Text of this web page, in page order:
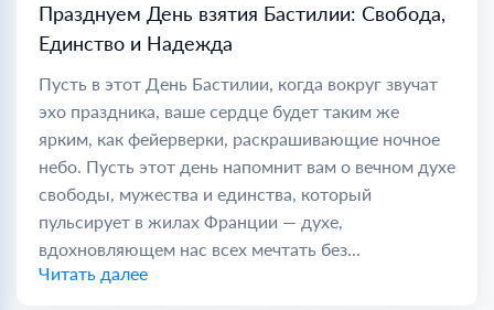
Празднуем День взятия Бастилии: Свобода,
Единство и Надежда
Пусть в этот День Бастилии, когда вокруг звучат
эхо праздника, ваше сердце будет таким же
ярким, как фейерверки, раскрашивающие ночное
небо. Пусть этот день напомнит вам о вечном духе
свободы, мужества и единства, который
пульсирует в жилах Франции — духе,
вдохновляющем нас всех мечтать без...
Читать далее